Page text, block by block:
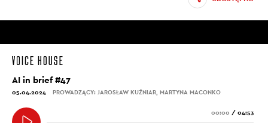
AI in brief #47
05.04.2024 PROWADZĄCY: JAROSŁAW KUŹNIAR, MARTYNA MACONKO
00:00 / 04:53